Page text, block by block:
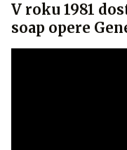
V roku 1981
soap opere